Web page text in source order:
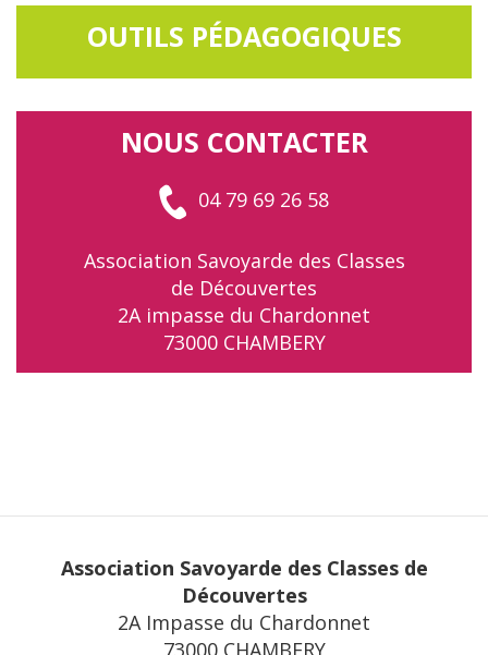
OUTILS PÉDAGOGIQUES
NOUS CONTACTER
04 79 69 26 58
Association Savoyarde des Classes
de Découvertes
2A impasse du Chardonnet
73000 CHAMBERY
Association Savoyarde des Classes de
Découvertes
2A Impasse du Chardonnet
73000 CHAMBERY